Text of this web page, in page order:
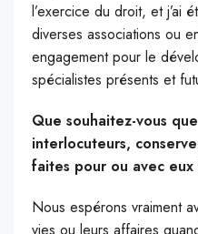
l’exercice du droit, et j’ai
diverses associations ou
engagement pour le
spécialistes présents et
Que souhaitez-vous
interlocuteurs,
faites pour ou avec eux
Nous espérons vraiment